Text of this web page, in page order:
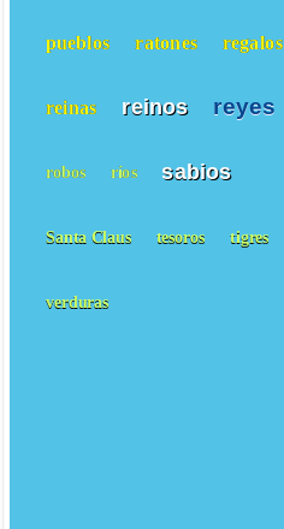
pueblos ratones regalos
reinas reinos reyes
robos ríos sabios
Santa Claus tesoros tigres
verduras